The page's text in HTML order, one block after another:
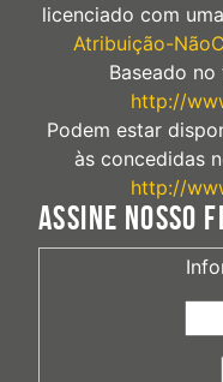
licenciado com
Atribuição-
Baseado
http://
Podem estar
às concedidas
http://
ASSINE NOSSO